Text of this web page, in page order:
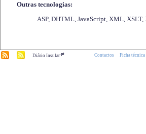
Outras tecnologias:
ASP, DHTML, JavaScript, XML, XSLT,
Diário Insular.pt Contactos Ficha técnica